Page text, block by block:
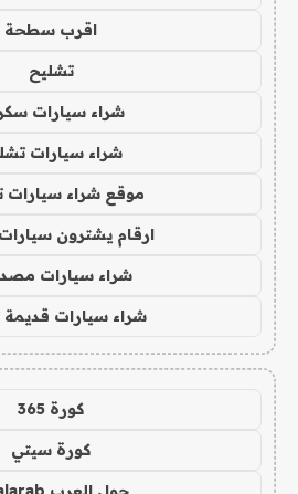
اقرب سطحة
تشليح
شراء سيارات
شراء سيارات
موقع شراء سيارات
ارقام يشترون
شراء سيارات
شراء سيارات قديمة
كورة 365
كورة سيتي